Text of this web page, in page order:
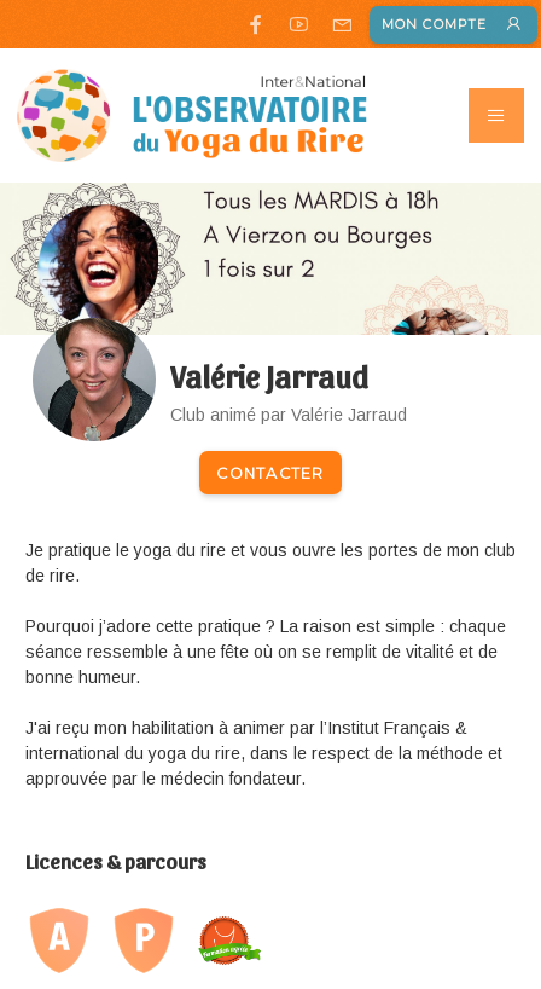
MON COMPTE
Valérie Jarraud
Club animé par Valérie Jarraud
CONTACTER
Je pratique le yoga du rire et vous ouvre les portes de mon club
de rire.
Pourquoi j’adore cette pratique ? La raison est simple : chaque
séance ressemble à une fête où on se remplit de vitalité et de
bonne humeur.
J'ai reçu mon habilitation à animer par l’Institut Français &
international du yoga du rire, dans le respect de la méthode et
approuvée par le médecin fondateur.
Licences & parcours